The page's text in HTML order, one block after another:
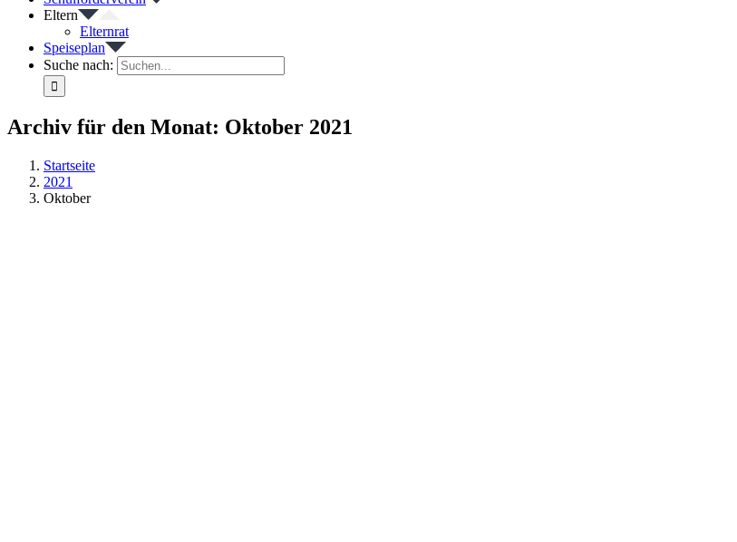
Eltern
Elternrat
Speiseplan
Suche nach:
Archiv für den Monat: Oktober 2021
Startseite
2021
Oktober